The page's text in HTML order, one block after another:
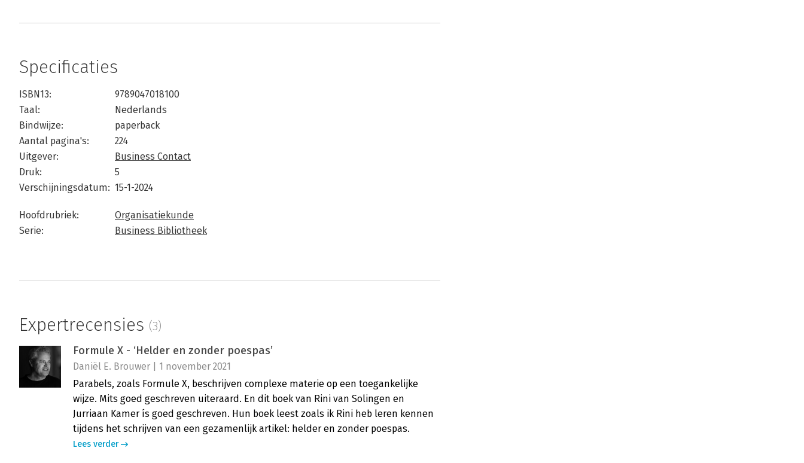
Specificaties
ISBN13:
9789047018100
Taal:
Nederlands
Bindwijze:
paperback
Aantal pagina's:
224
Uitgever:
Business Contact
Druk:
5
Verschijningsdatum: 15-1-2024
Hoofdrubriek:
Organisatiekunde
Serie:
Business Bibliotheek
Expertrecensies (3)
Formule X - ‘Helder en zonder poespas’
Daniël E. Brouwer | 1 november 2021
Parabels, zoals Formule X, beschrijven complexe materie op een toegankelijke
wijze. Mits goed geschreven uiteraard. En dit boek van Rini van Solingen en
Jurriaan Kamer ís goed geschreven. Hun boek leest zoals ik Rini heb leren kennen
tijdens het schrijven van een gezamenlijk artikel: helder en zonder poespas.
Lees verder